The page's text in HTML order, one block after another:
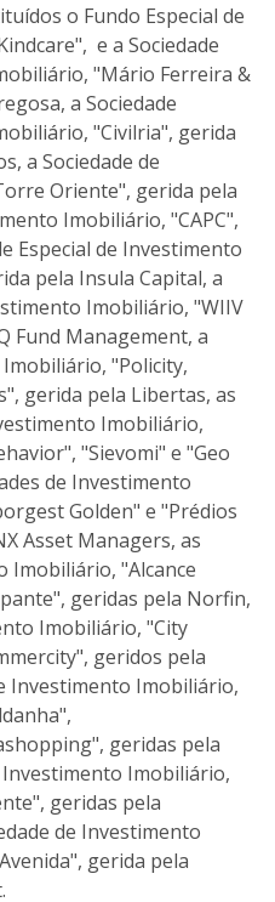
o Fundo Especial de
e a Sociedade
"Mário Ferreira &
a Sociedade
"Civilria", gerida
a Sociedade de
Oriente", gerida pela
Imobiliário, "CAPC",
Especial de Investimento
pela Insula Capital, a
Imobiliário, "WIIV
Fund Management, a
"Policity,
gerida pela Libertas, as
Imobiliário,
"Sievomi" e "Geo
de Investimento
Golden" e "Prédios
Asset Managers, as
Imobiliário, "Alcance
geridas pela Norfin,
Imobiliário, "City
geridos pela
Investimento Imobiliário,
geridas pela
Investimento Imobiliário,
geridas pela
de Investimento
gerida pela